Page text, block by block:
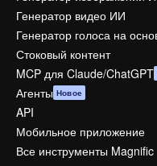
Генератор видео ИИ
Генератор голоса на
Стоковый контент
MCP для Claude/ChatGPT
Агенты Новое
API
Мобильное приложение
Все инструменты Magnific